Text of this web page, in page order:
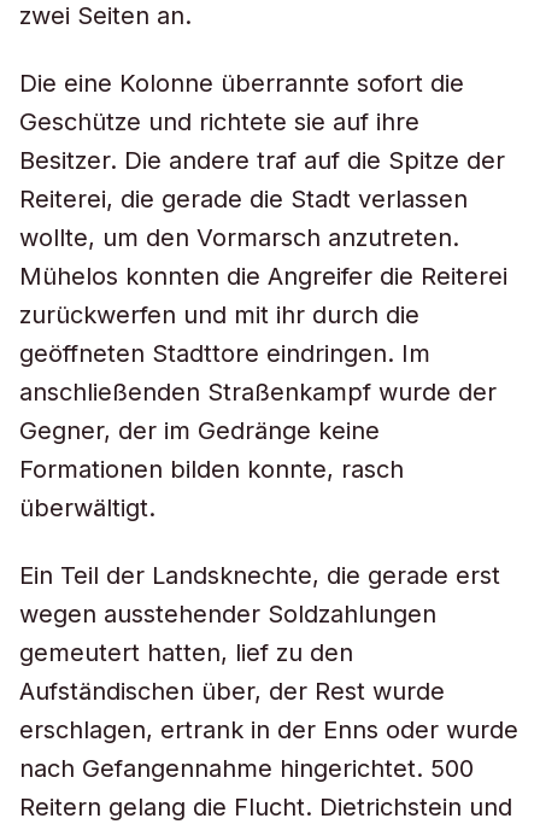
zwei Seiten an.
Die eine Kolonne überrannte sofort die
Geschütze und richtete sie auf ihre
Besitzer. Die andere traf auf die Spitze der
Reiterei, die gerade die Stadt verlassen
wollte, um den Vormarsch anzutreten.
Mühelos konnten die Angreifer die Reiterei
zurückwerfen und mit ihr durch die
geöffneten Stadttore eindringen. Im
anschließenden Straßenkampf wurde der
Gegner, der im Gedränge keine
Formationen bilden konnte, rasch
überwältigt.
Ein Teil der Landsknechte, die gerade erst
wegen ausstehender Soldzahlungen
gemeutert hatten, lief zu den
Aufständischen über, der Rest wurde
erschlagen, ertrank in der Enns oder wurde
nach Gefangennahme hingerichtet. 500
Reitern gelang die Flucht. Dietrichstein und